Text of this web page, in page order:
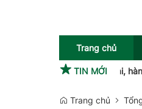
Trang chủ
gian lận thương mại, hàng giả
TIN MỚI
Trang chủ